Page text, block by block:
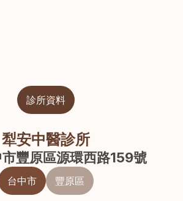
診所資料
犁安中醫診所
豐原區源環西路159號
台中市 豐原區